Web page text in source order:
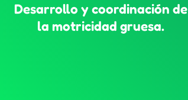
Desarrollo y coordinación de
la motricidad gruesa.